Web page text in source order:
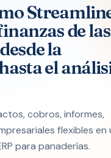
de las
la
el
cobros, informes,
flexibles en
para panaderías.